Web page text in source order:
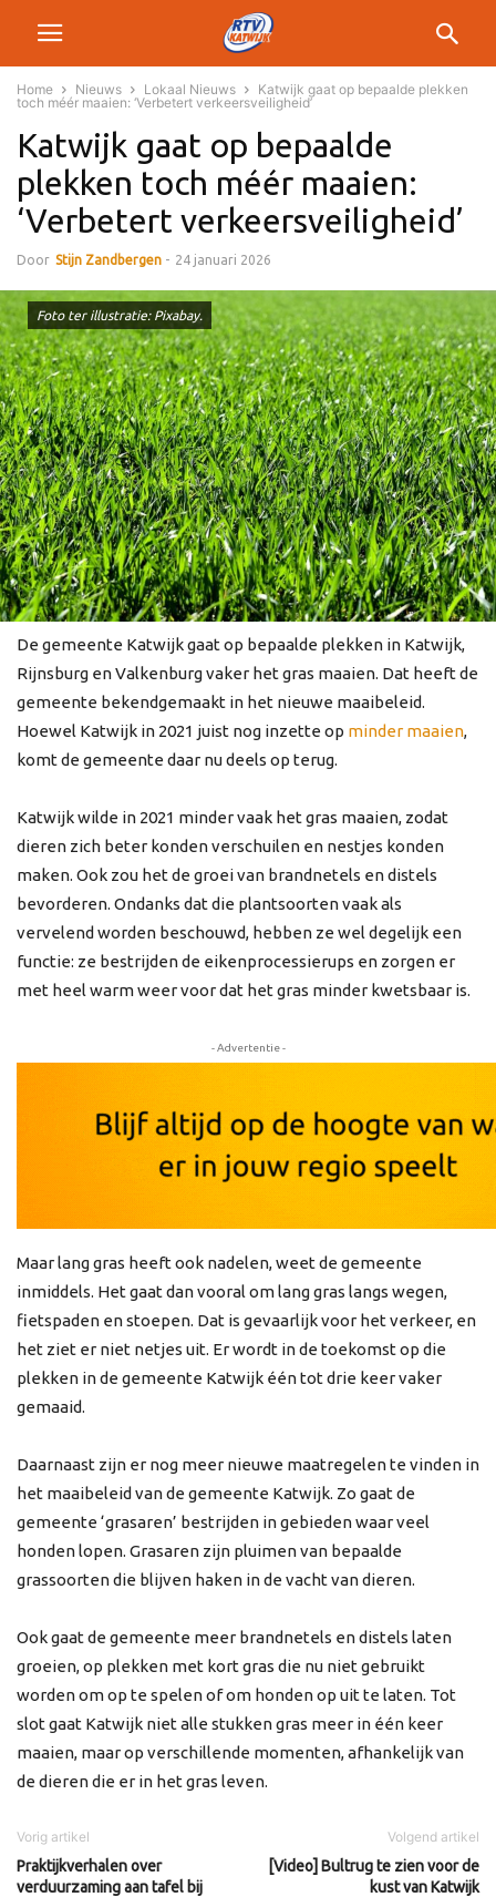
Home Nieuws Lokaal Nieuws
Katwijk gaat op bepaalde plekken
toch méér maaien: ‘Verbetert verkeersveiligheid’
Katwijk gaat op bepaalde
plekken toch méér maaien:
‘Verbetert verkeersveiligheid’
Door Stijn Zandbergen - 24 januari 2026
Foto ter illustratie: Pixabay.
De gemeente Katwijk gaat op bepaalde plekken in Katwijk,
Rijnsburg en Valkenburg vaker het gras maaien. Dat heeft de
gemeente bekendgemaakt in het nieuwe maaibeleid.
Hoewel Katwijk in 2021 juist nog inzette op minder maaien,
komt de gemeente daar nu deels op terug.
Katwijk wilde in 2021 minder vaak het gras maaien, zodat
dieren zich beter konden verschuilen en nestjes konden
maken. Ook zou het de groei van brandnetels en distels
bevorderen. Ondanks dat die plantsoorten vaak als
vervelend worden beschouwd, hebben ze wel degelijk een
functie: ze bestrijden de eikenprocessierups en zorgen er
met heel warm weer voor dat het gras minder kwetsbaar is.
- Advertentie -
Maar lang gras heeft ook nadelen, weet de gemeente
inmiddels. Het gaat dan vooral om lang gras langs wegen,
fietspaden en stoepen. Dat is gevaarlijk voor het verkeer, en
het ziet er niet netjes uit. Er wordt in de toekomst op die
plekken in de gemeente Katwijk één tot drie keer vaker
gemaaid.
Daarnaast zijn er nog meer nieuwe maatregelen te vinden in
het maaibeleid van de gemeente Katwijk. Zo gaat de
gemeente ‘grasaren’ bestrijden in gebieden waar veel
honden lopen. Grasaren zijn pluimen van bepaalde
grassoorten die blijven haken in de vacht van dieren.
Ook gaat de gemeente meer brandnetels en distels laten
groeien, op plekken met kort gras die nu niet gebruikt
worden om op te spelen of om honden op uit te laten. Tot
slot gaat Katwijk niet alle stukken gras meer in één keer
maaien, maar op verschillende momenten, afhankelijk van
de dieren die er in het gras leven.
Vorig artikel
Praktijkverhalen over
verduurzaming aan tafel bij
Volgend artikel
[Video] Bultrug te zien voor de
kust van Katwijk